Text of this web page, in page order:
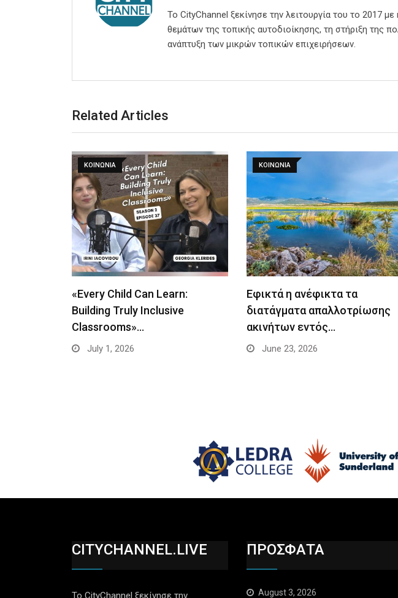
Το CityChannel ξεκίνησε την λειτουργία του το 2017
θεμάτων της τοπικής αυτοδιοίκησης, τη στήριξη της
ανάπτυξη των μικρών τοπικών επιχειρήσεων.
Related Articles
ΚΟΙΝΩΝΙΑ
«Every Child Can Learn:
Building Truly Inclusive
Classrooms»…
July 1, 2026
ΚΟΙΝΩΝΙΑ
Εφικτά η ανέφικτα τα
διατάγματα απαλλοτρίωσης
ακινήτων εντός…
June 23, 2026
CITYCHANNEL.LIVE
Το CityChannel ξεκίνησε την
ΠΡΟΣΦΑΤΑ
August 3, 2026